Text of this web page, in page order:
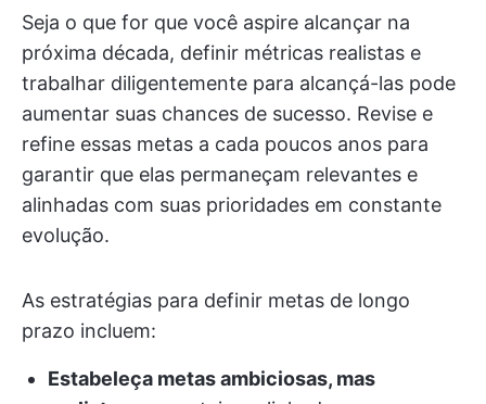
Seja o que for que você aspire alcançar na
próxima década, definir métricas realistas e
trabalhar diligentemente para alcançá-las pode
aumentar suas chances de sucesso. Revise e
refine essas metas a cada poucos anos para
garantir que elas permaneçam relevantes e
alinhadas com suas prioridades em constante
evolução.
As estratégias para definir metas de longo
prazo incluem:
Estabeleça metas ambiciosas, mas